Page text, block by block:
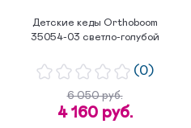
Детские кеды Orthoboom
35054-03 светло-голубой
(0)
6 050 руб.
4 160 руб.